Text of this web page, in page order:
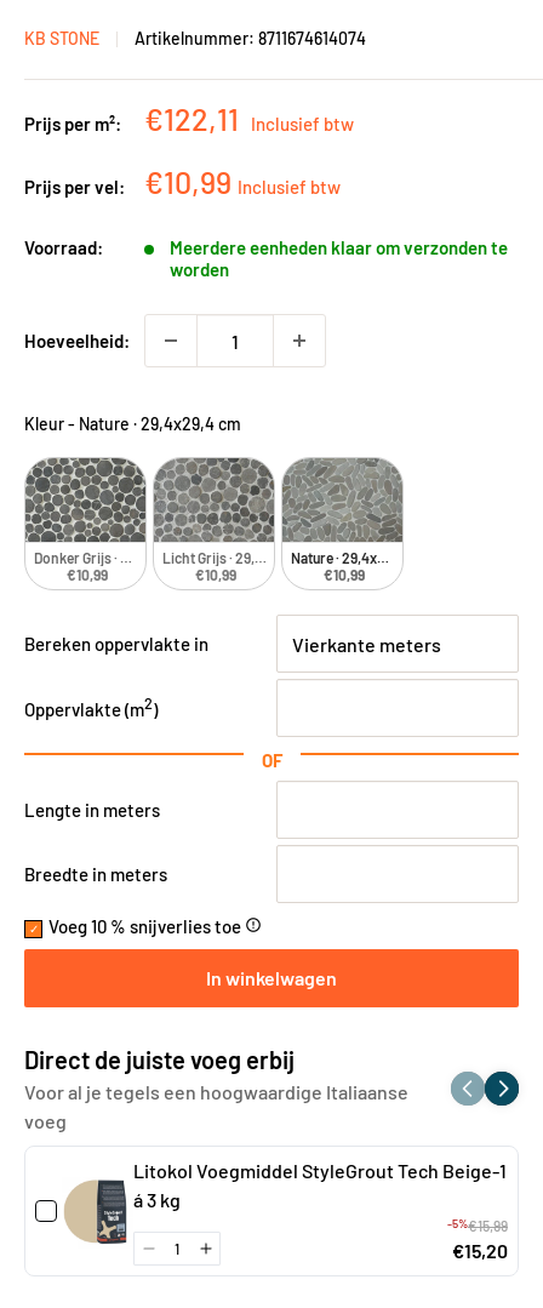
KB STONE Artikelnummer: 8711674614074
Prijs per m²: Kortingsprijs
€122,11 Inclusief btw
Prijs per vel: Kortingsprijs
€10,99 Inclusief btw
Voorraad:
Meerdere eenheden klaar om verzonden te
worden
Hoeveelheid:
Kleur- Nature · 29,4x29,4 cm
Donker Grijs · 29,4x29,4 cm
€10,99
Licht Grijs · 29,4x29,4 cm
€10,99
Nature · 29,4x29,4 cm
€10,99
Bereken oppervlakte in
Oppervlakte (m2)
OF
Lengte in meters
Breedte in meters
Voeg 10 % snijverlies toe error_outline
In winkelwagen
Direct de juiste voeg erbij
Voor al je tegels een hoogwaardige Italiaanse
voeg
Litokol Voegmiddel StyleGrout Tech Beige-1
á 3 kg
-5%€15,99
€15,20